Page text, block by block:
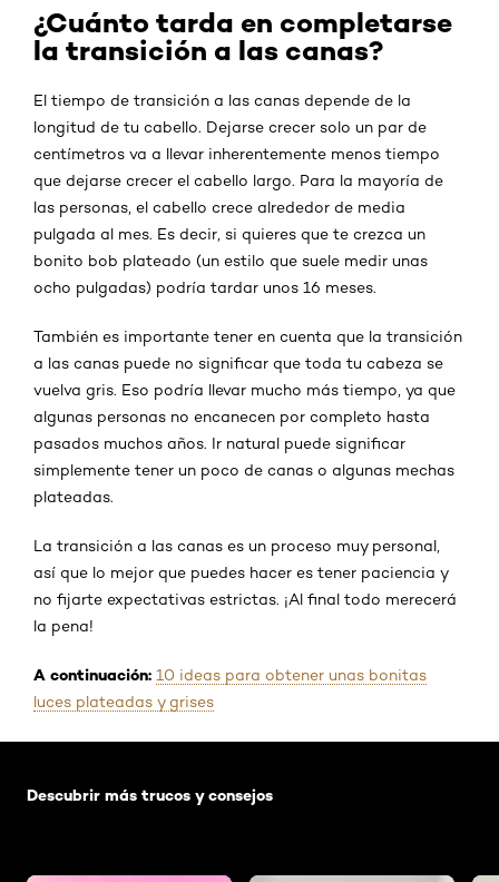
¿Cuánto tarda en completarse
la transición a las canas?
El tiempo de transición a las canas depende de la
longitud de tu cabello. Dejarse crecer solo un par de
centímetros va a llevar inherentemente menos tiempo
que dejarse crecer el cabello largo. Para la mayoría de
las personas, el cabello crece alrededor de media
pulgada al mes. Es decir, si quieres que te crezca un
bonito bob plateado (un estilo que suele medir unas
ocho pulgadas) podría tardar unos 16 meses.
También es importante tener en cuenta que la transición
a las canas puede no significar que toda tu cabeza se
vuelva gris. Eso podría llevar mucho más tiempo, ya que
algunas personas no encanecen por completo hasta
pasados muchos años. Ir natural puede significar
simplemente tener un poco de canas o algunas mechas
plateadas.
La transición a las canas es un proceso muy personal,
así que lo mejor que puedes hacer es tener paciencia y
no fijarte expectativas estrictas. ¡Al final todo merecerá
la pena!
A continuación: 10 ideas para obtener unas bonitas
luces plateadas y grises
Descubrir más trucos y consejos